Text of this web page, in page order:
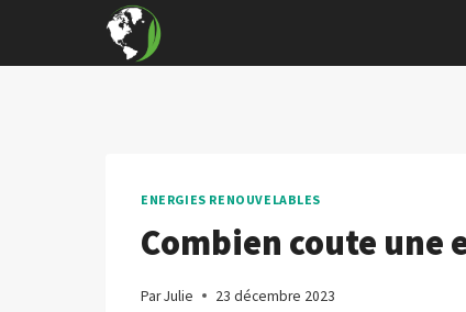
content
ENERGIES RENOUVELABLES
Combien coute une
ParJulie 23 décembre 2023